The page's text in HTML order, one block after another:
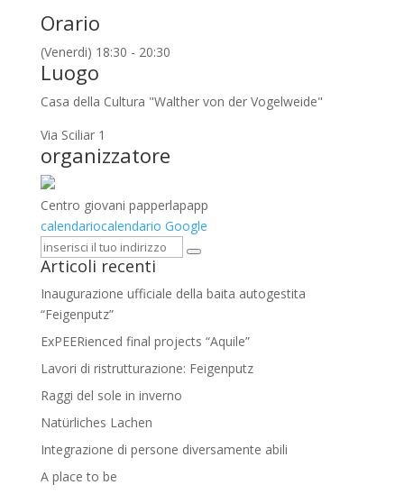
Orario
(Venerdi) 18:30 - 20:30
Luogo
Casa della Cultura "Walther von der Vogelweide"
Via Sciliar 1
organizzatore
Centro giovani papperlapapp
calendariocalendario Google
Articoli recenti
Inaugurazione ufficiale della baita autogestita
“Feigenputz”
ExPEERienced final projects “Aquile”
Lavori di ristrutturazione: Feigenputz
Raggi del sole in inverno
Natürliches Lachen
Integrazione di persone diversamente abili
A place to be